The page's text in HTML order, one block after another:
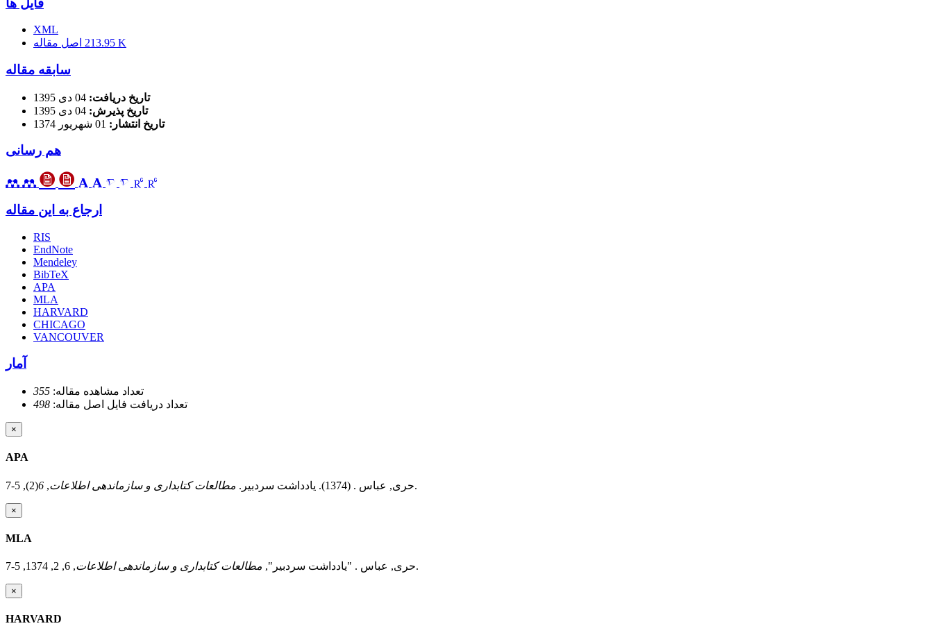
XML
213.95 K
سابقه مقاله
تاریخ دریافت:
تاریخ پذیرش:
تاریخ انتشار:
هم رسانی
ارجاع به این مقاله
RIS
EndNote
Mendeley
BibTeX
APA
MLA
HARVARD
CHICAGO
VANCOUVER
آمار
تعداد مشاهده مقاله: 355
تعداد دریافت فایل اصل مقاله: 498
×
APA
حری, عباس . (1374). یادداشت سردبیر. مطالعات کتابداری و سازماندهی اطلاعات,
6 (2), 5-7.
×
MLA
حری, عباس . "یادداشت سردبیر", مطالعات کتابداری و سازماندهی اطلاعات , 6, 2, 1374, 5-7.
×
HARVARD